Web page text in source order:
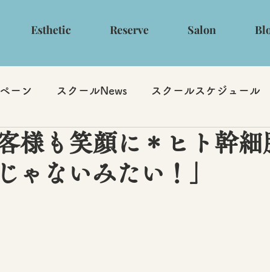
Esthetic Reserve Salon
ーン スクールNews スクールスケジュール
様も笑顔に＊ヒト幹細
ゃないみたい！」